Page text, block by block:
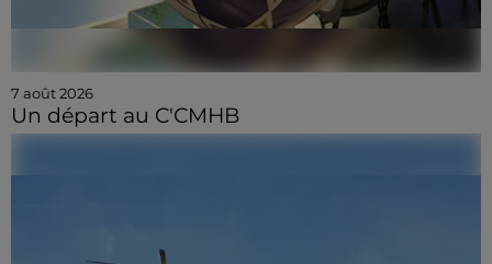
7 août 2026
Un départ au C'CMHB